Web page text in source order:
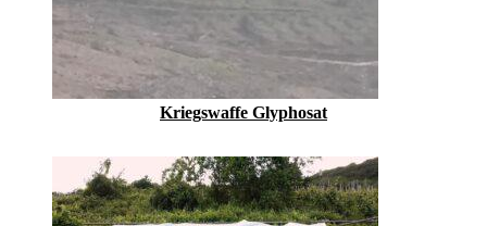
Kriegswaffe Glyphosat